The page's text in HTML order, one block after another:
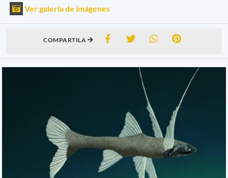
Ver galería de imágenes
COMPARTILA